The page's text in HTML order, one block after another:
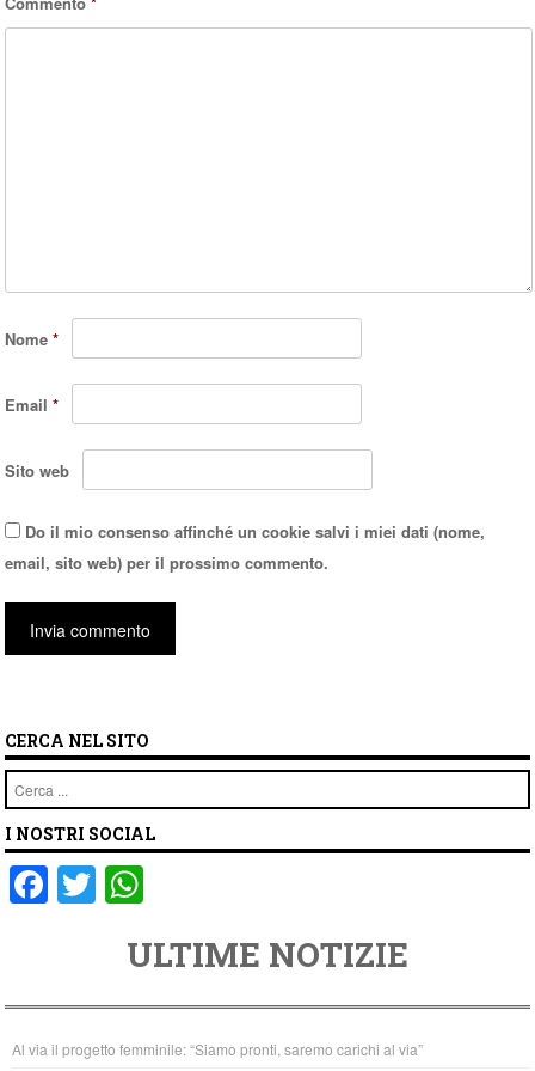
Nome*
Email*
Sito web
Do il mio consenso affinché un cookie salvi i miei dati (nome,
email, sito web) per il prossimo commento.
CERCA NEL SITO
Cerca
I NOSTRI SOCIAL
F
a
e
b
T
wi
er
at
s
A
ULTIME NOTIZIE
Al via il progetto femminile: “Siamo pronti, saremo carichi al via”